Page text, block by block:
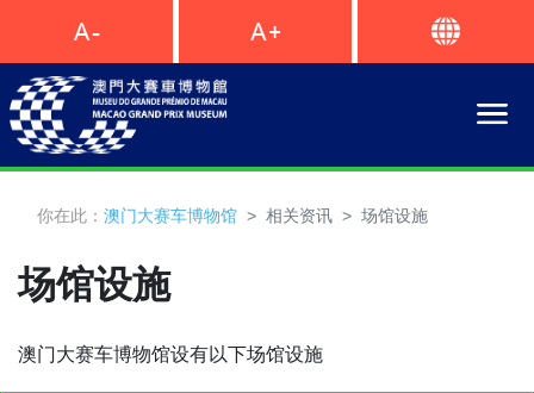
你在此： 澳门大赛车博物馆 相关资讯 场馆设施
场馆设施
澳门大赛车博物馆设有以下场馆设施